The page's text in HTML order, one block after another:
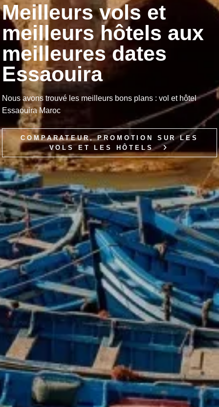
Meilleurs vols et
meilleurs hôtels aux
meilleures dates
Essaouira
Nous avons trouvé les meilleurs bons plans : vol et hôtel
Essaouira Maroc
COMPARATEUR, PROMOTION SUR LES
VOLS ET LES HÔTELS